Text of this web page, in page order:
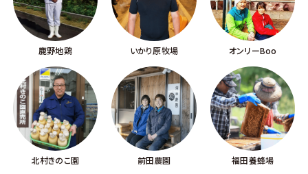
鹿野地鶏 いかり原牧場 オンリーBoo
北村きのこ園 前田農園 福田養蜂場